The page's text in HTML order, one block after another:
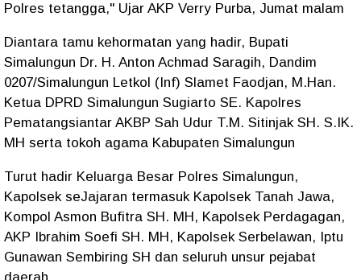
Polres tetangga," Ujar AKP Verry Purba, Jumat malam
Diantara tamu kehormatan yang hadir, Bupati
Simalungun Dr. H. Anton Achmad Saragih, Dandim
0207/Simalungun Letkol (Inf) Slamet Faodjan, M.Han.
Ketua DPRD Simalungun Sugiarto SE. Kapolres
Pematangsiantar AKBP Sah Udur T.M. Sitinjak SH. S.IK.
MH serta tokoh agama Kabupaten Simalungun
Turut hadir Keluarga Besar Polres Simalungun,
Kapolsek seJajaran termasuk Kapolsek Tanah Jawa,
Kompol Asmon Bufitra SH. MH, Kapolsek Perdagagan,
AKP Ibrahim Soefi SH. MH, Kapolsek Serbelawan, Iptu
Gunawan Sembiring SH dan seluruh unsur pejabat